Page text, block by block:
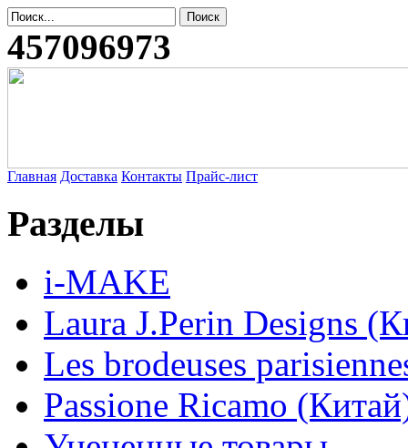
457096973
Главная Доставка Контакты Прайс-лист
Разделы
i-MAKE
Laura J.Perin Designs
Les brodeuses
Passione Ricamo